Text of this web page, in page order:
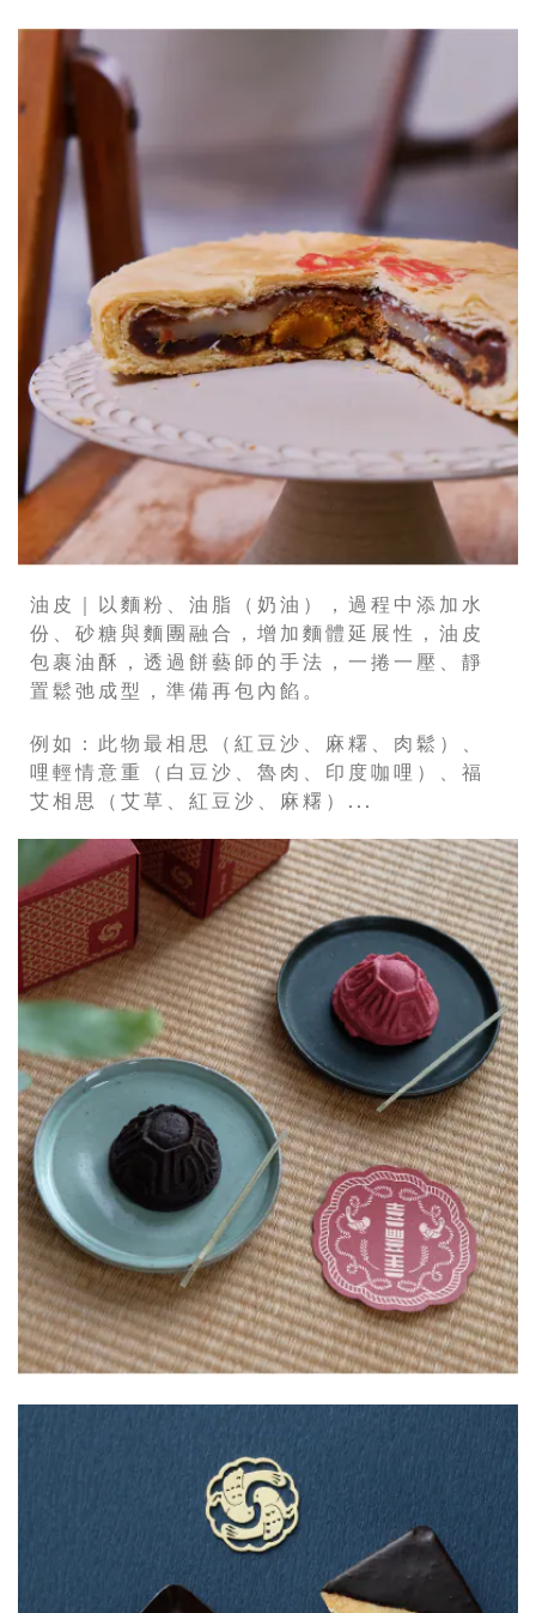
油皮｜以麵粉、油脂（奶油），過程中添加水
份、砂糖與麵團融合，增加麵體延展性，油皮
包裹油酥，透過餅藝師的手法，一捲一壓、靜
置鬆弛成型，準備再包內餡。
例如：此物最相思（紅豆沙、麻糬、肉鬆）、
哩輕情意重（白豆沙、魯肉、印度咖哩）、福
艾相思（艾草、紅豆沙、麻糬）...